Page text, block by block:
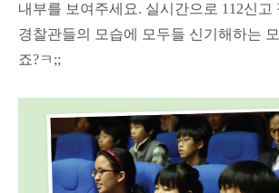
내부를 보여주세요. 실시간으로 112신고
경찰관들의 모습에 모두들 신기해하는
죠?ㅋ;;